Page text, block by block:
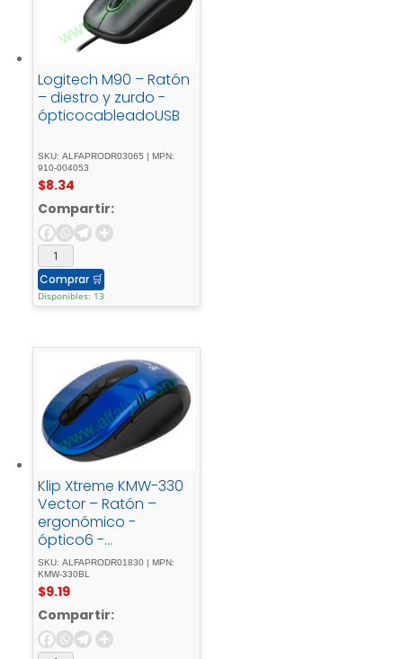
Logitech M90 – Ratón
– diestro y zurdo -
ópticocableadoUSB
SKU: ALFAPRODR03065 | MPN:
910-004053
$8.34
Compartir:
Comprar 🛒
Disponibles: 13
Klip Xtreme KMW-330
Vector – Ratón –
ergonómico -
óptico6 -
botonesinalámbrico2.
4 - GHzreceptor -
inalámbrico - USBazul
SKU: ALFAPRODR01830 | MPN:
KMW-330BL
$9.19
Compartir: